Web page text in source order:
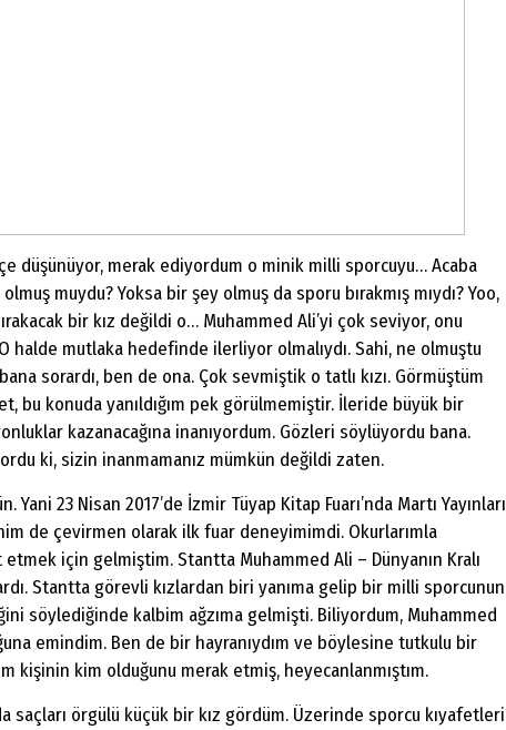
düşünüyor, merak ediyordum o minik milli sporcuyu… Acaba
muydu? Yoksa bir şey olmuş da sporu bırakmış mıydı? Yoo,
bir kız değildi o… Muhammed Ali’yi çok seviyor, onu
halde mutlaka hedefinde ilerliyor olmalıydı. Sahi, ne olmuştu
sorardı, ben de ona. Çok sevmiştik o tatlı kızı. Görmüştüm
bu konuda yanıldığım pek görülmemiştir. İleride büyük bir
kazanacağına inanıyordum. Gözleri söylüyordu bana.
ki, sizin inanmamanız mümkün değildi zaten.
Yani 23 Nisan 2017’de İzmir Tüyap Kitap Fuarı’nda Martı Yayınları
de çevirmen olarak ilk fuar deneyimimdi. Okurlarımla
etmek için gelmiştim. Stantta Muhammed Ali – Dünyanın Kralı
Stantta görevli kızlardan biri yanıma gelip bir milli sporcunun
söylediğinde kalbim ağzıma gelmişti. Biliyordum, Muhammed
emindim. Ben de bir hayranıydım ve böylesine tutkulu bir
kişinin kim olduğunu merak etmiş, heyecanlanmıştım.
saçları örgülü küçük bir kız gördüm. Üzerinde sporcu kıyafetleri